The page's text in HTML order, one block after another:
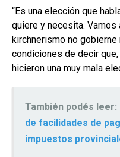
“Es una elección que
quiere y necesita. Vamos
kirchnerismo no gobierne
condiciones de decir
hicieron una muy mala
También podés leer:
de facilidades de
impuestos